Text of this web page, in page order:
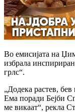
Во емисијата на
избрала
грлс“.
„Додека растев,
Ема поради Бејби
ме викаат“, рекла